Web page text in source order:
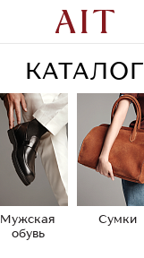
КАТАЛОГ
Мужская
обувь
Сумки